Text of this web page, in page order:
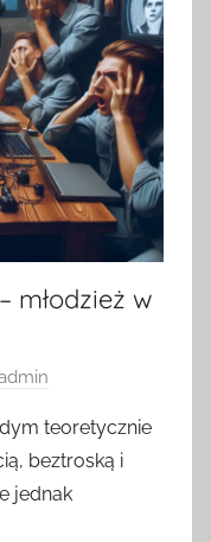
młodzież w
teoretycznie
beztroską i
jednak